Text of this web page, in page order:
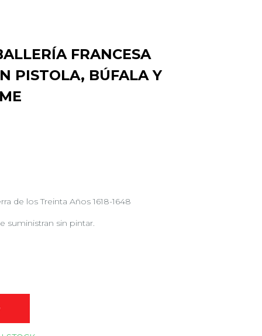
FRANCESA
PISTOLA, BÚFALA Y
de los Treinta Años 1618-1648
suministran sin pintar.